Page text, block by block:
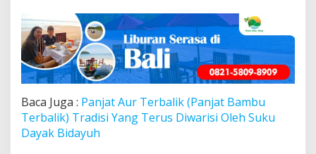
Baca Juga : Panjat Aur Terbalik (Panjat Bambu
Terbalik) Tradisi Yang Terus Diwarisi Oleh Suku
Dayak Bidayuh